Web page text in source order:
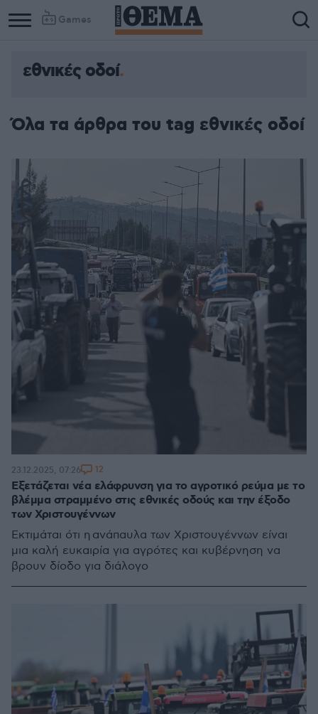
Games
εθνικές οδοί
Όλα τα άρθρα του tag εθνικές οδοί
Εξετάζεται νέα ελάφρυνση για το αγροτικό ρεύμα με το
βλέμμα στραμμένο στις εθνικές οδούς και την έξοδο
των Χριστουγέννων
Εκτιμάται ότι η ανάπαυλα των Χριστουγέννων είναι
μια καλή ευκαιρία για αγρότες και κυβέρνηση να
βρουν δίοδο για διάλογο
23.12.2025, 07:26 12